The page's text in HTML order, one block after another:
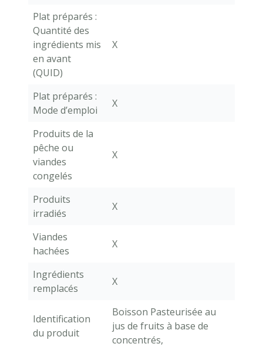
Plat préparés :
Quantité des
ingrédients mis
en avant
(QUID)
X
Plat préparés :
Mode d’emploi
X
Produits de la
pêche ou
viandes
congelés
X
Produits
irradiés
X
Viandes
hachées
X
Ingrédients
remplacés
X
Identification
du produit
Boisson Pasteurisée au
jus de fruits à base de
concentrés,